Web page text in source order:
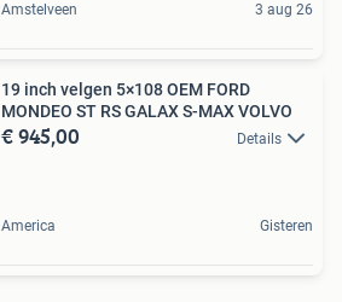
Amstelveen 3 aug 26
19 inch velgen 5×108 OEM FORD
MONDEO ST RS GALAX S-MAX VOLVO
€ 945,00 Details
America Gisteren